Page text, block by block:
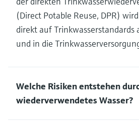
(Direct Potable Reuse, DPR)
direkt auf Trinkwasserstandards
und in die
Welche Risiken entstehen
wiederverwendetes Wasser?